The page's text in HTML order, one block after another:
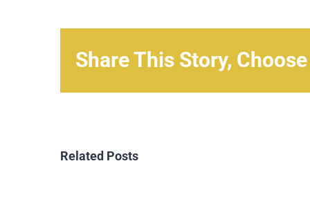
Share This Story,
Related Posts